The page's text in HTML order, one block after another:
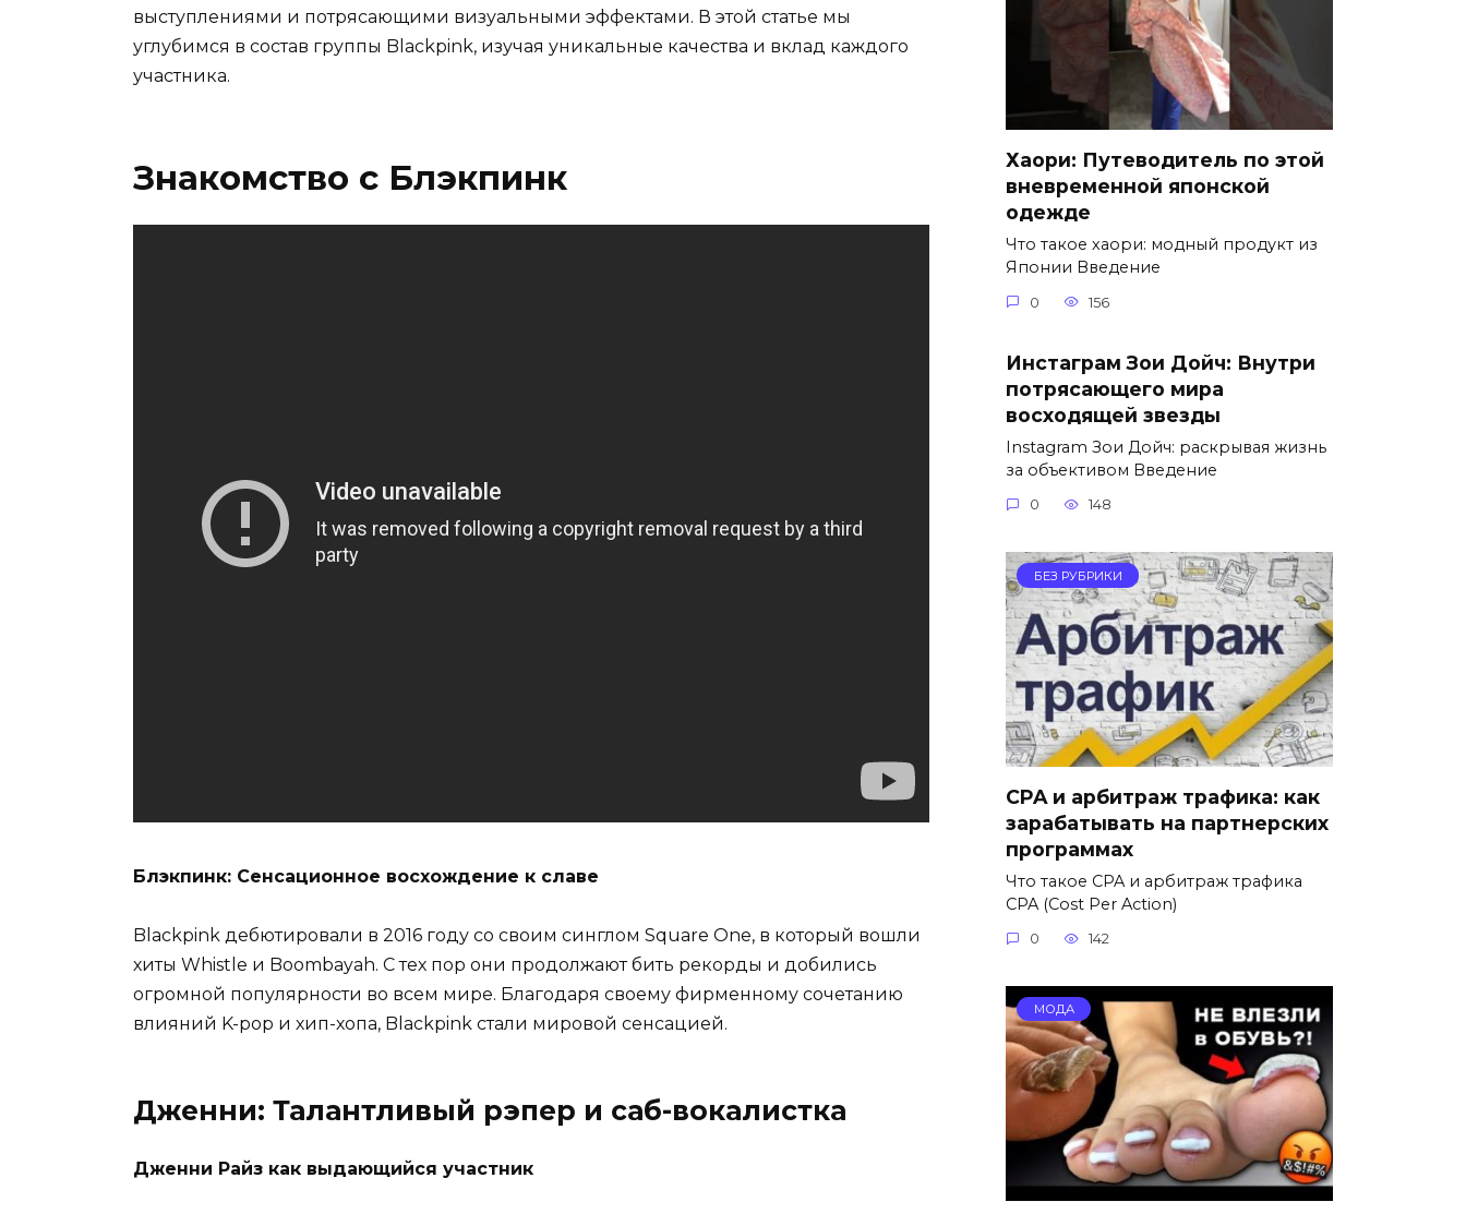
выступлениями и потрясающими визуальными эффектами. В этой статье мы
углубимся в состав группы Blackpink, изучая уникальные качества и вклад каждого
участника.
Знакомство с Блэкпинк
Блэкпинк: Сенсационное восхождение к славе
Blackpink дебютировали в 2016 году со своим синглом Square One, в который вошли
хиты Whistle и Boombayah. С тех пор они продолжают бить рекорды и добились
огромной популярности во всем мире. Благодаря своему фирменному сочетанию
влияний K-pop и хип-хопа, Blackpink стали мировой сенсацией.
Дженни: Талантливый рэпер и саб-вокалистка
Дженни Райз как выдающийся участник
Хаори: Путеводитель по этой
вневременной японской
одежде
Что такое хаори: модный продукт из
Японии Введение
0 156
Инстаграм Зои Дойч: Внутри
потрясающего мира
восходящей звезды
Instagram Зои Дойч: раскрывая жизнь
за объективом Введение
0 148
БЕЗ РУБРИКИ
CPA и арбитраж трафика: как
зарабатывать на партнерских
программах
Что такое CPA и арбитраж трафика
CPA (Cost Per Action)
0 142
МОДА